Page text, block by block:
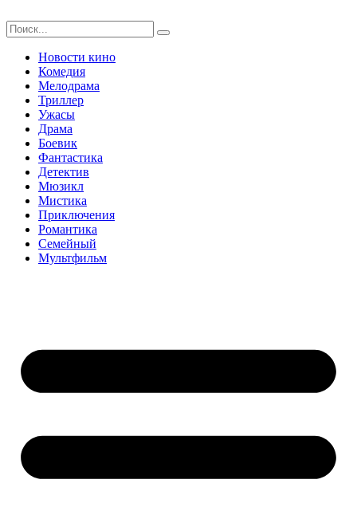
к
содержимому
Новости кино
Комедия
Мелодрама
Триллер
Ужасы
Драма
Боевик
Фантастика
Детектив
Мюзикл
Мистика
Приключения
Романтика
Семейный
Мультфильм